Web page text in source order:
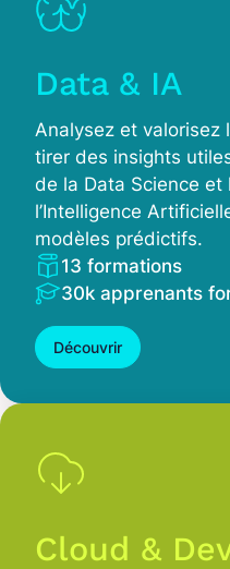
Data & IA
Analysez et valorisez
tirer des insights
de la Data Science et
l’Intelligence
modèles prédictifs.
13 formations
30k apprenants
Découvrir
Cloud &